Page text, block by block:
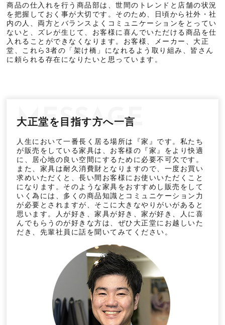
商品の仕入れを行う商品部は、世間のトレンドと店舗の状況
を把握しておく事が大切です。そのため、日頃から社外・社
内の人、両方とバランスよくコミュニケーションをとってい
ないと、ズレが生じて、お客様に喜んでいただける商品を仕
入れることができなくなります。お客様、メーカー、大正
堂、これら3者の「架け橋」になれるよう取り組み、皆さん
に頼られる存在になりたいと思っています。
大正堂を目指す方へ一言
MESSAGE
人生において一番長く居る場所は『家』です。私たち
が販売をしている家具は、お客様の『家』をより快適
に、居心地の良い空間にするために必要不可欠です。
また、家具は耐久消費財となりますので、一度お買い
求めいただくと、長い間お客様にお使いいただくこと
になります。そのような家具をおすすめし販売をして
いく為には、多くの商品知識とコミュニケーション力
が必要とされますが、そこに大きなやりがいがあると
思います。人が好き、家具が好き、家が好き、人に喜
んでもらうのが好きな方は、ぜひ大正堂にお越しいた
だき、先輩社員に話を聞いてみてください。